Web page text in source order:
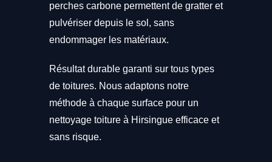
perches carbone permettent de gratter et
pulvériser depuis le sol, sans
endommager les matériaux.
Résultat durable garanti sur tous types
de toitures. Nous adaptons notre
méthode à chaque surface pour un
nettoyage toiture à Hirsingue efficace et
sans risque.